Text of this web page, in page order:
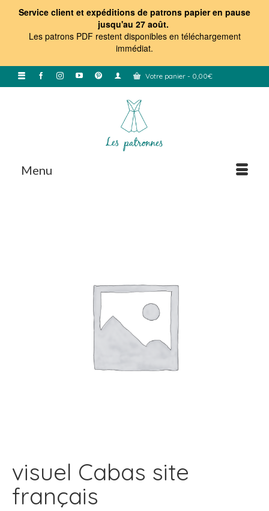
Service client et expéditions de patrons papier en pause
jusqu'au 27 août.
Les patrons PDF restent disponibles en téléchargement
immédiat.
Votre panier - 0,00€
Menu
visuel Cabas site
français